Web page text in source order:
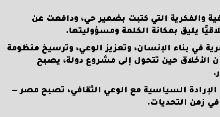
والفكرية التي كتبت بضمير حي، ودافعت عن
يليق بمكانة الكلمة ومسؤوليتها.
في بناء الإنسان، وتعزيز الوعي، وترسيخ منظومة
الأخلاق حين تتحول إلى مشروع دولة، يصبح
الإرادة السياسية مع الوعي الثقافي، تصبح مصر —
في زمن التحديات.